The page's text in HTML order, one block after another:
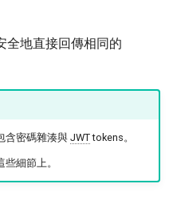
全地直接回傳相同的
含密碼雜湊與 JWTtokens。
細節上。